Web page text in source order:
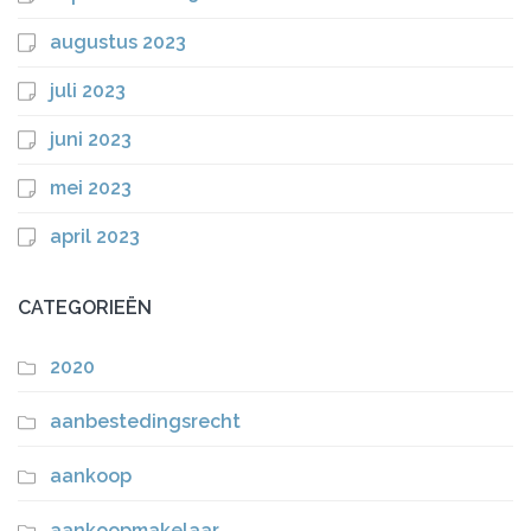
augustus 2023
juli 2023
juni 2023
mei 2023
april 2023
CATEGORIEËN
2020
aanbestedingsrecht
aankoop